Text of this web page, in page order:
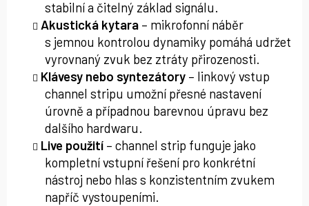
stabilní a čitelný základ signálu.
Akustická kytara – mikrofonní náběr
s jemnou kontrolou dynamiky pomáhá udržet
vyrovnaný zvuk bez ztráty přirozenosti.
Klávesy nebo syntezátory – linkový vstup
channel stripu umožní přesné nastavení
úrovně a případnou barevnou úpravu bez
dalšího hardwaru.
Live použití – channel strip funguje jako
kompletní vstupní řešení pro konkrétní
nástroj nebo hlas s konzistentním zvukem
napříč vystoupeními.